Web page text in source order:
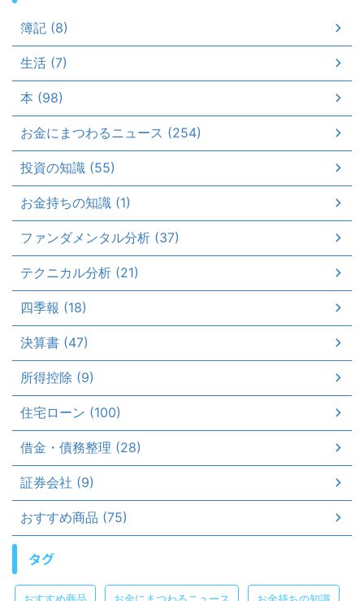
簿記 (8)
生活 (7)
本 (98)
お金にまつわるニュース (254)
投資の知識 (55)
お金持ちの知識 (1)
ファンダメンタル分析 (37)
テクニカル分析 (21)
四季報 (18)
決算書 (47)
所得控除 (9)
住宅ローン (100)
借金・債務整理 (28)
証券会社 (9)
おすすめ商品 (75)
タグ
おすすめ商品 お金にまつわるニュース お金持ちの知識